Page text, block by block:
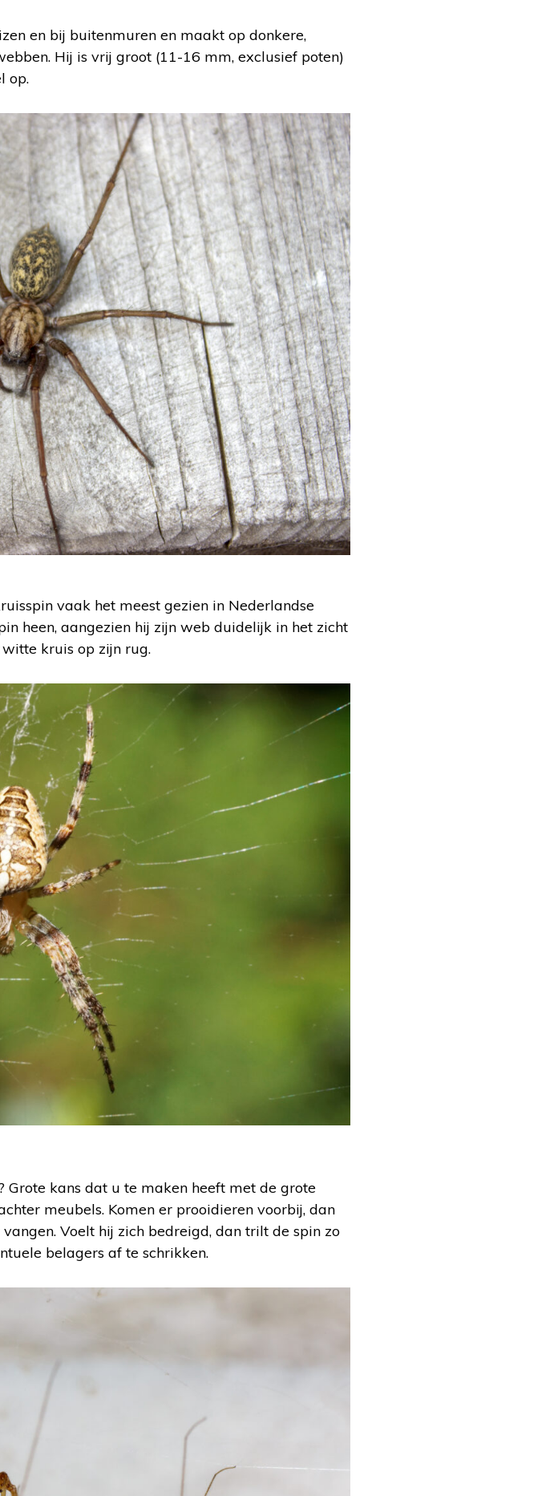
en bij buitenmuren en maakt op donkere,
Hij is vrij groot (11-16 mm, exclusief poten)
op.
vaak het meest gezien in Nederlandse
heen, aangezien hij zijn web duidelijk in het zicht
kruis op zijn rug.
Grote kans dat u te maken heeft met de grote
meubels. Komen er prooidieren voorbij, dan
Voelt hij zich bedreigd, dan trilt de spin zo
belagers af te schrikken.